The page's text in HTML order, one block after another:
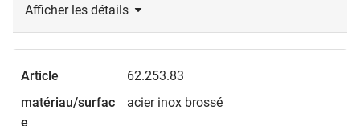
Afficher les détails
62.253.83
acier inox brossé